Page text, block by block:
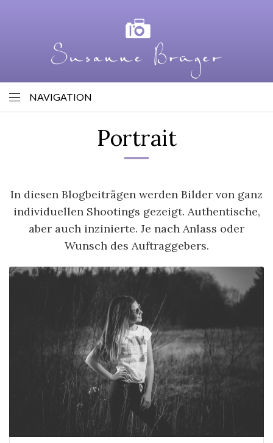
NAVIGATION
Portrait
In diesen Blogbeiträgen werden Bilder von ganz
individuellen Shootings gezeigt. Authentische,
aber auch inzinierte. Je nach Anlass oder
Wunsch des Auftraggebers.